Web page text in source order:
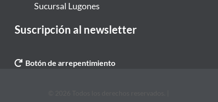
Sucursal Lugones
Suscripción al newsletter
Botón de arrepentimiento